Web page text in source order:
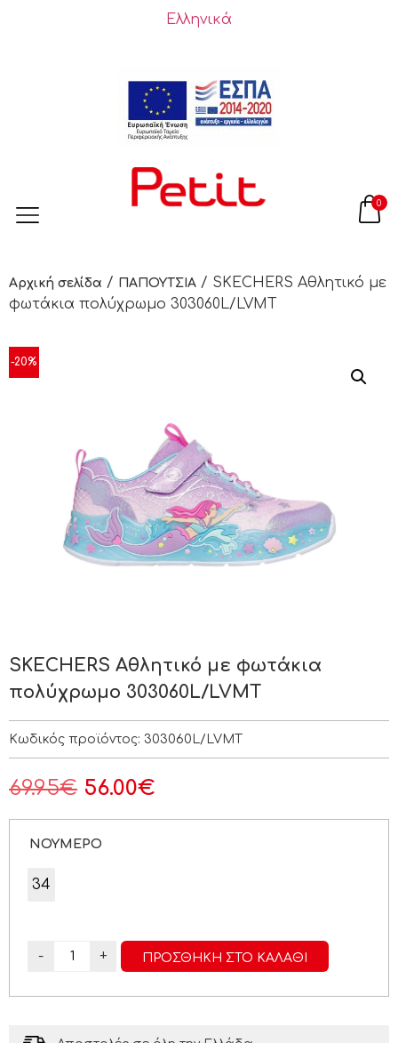
Ελληνικά
0
Αρχική σελίδα / ΠΑΠΟΥΤΣΙΑ / SKECHERS Αθλητικό με
φωτάκια πολύχρωμο 303060L/LVMT
-20%
SKECHERS Αθλητικό με φωτάκια
πολύχρωμο 303060L/LVMT
Κωδικός προϊόντος: 303060L/LVMT
69.95€ 56.00€
ΝΟΥΜΕΡΟ
34
- + ΠΡΟΣΘΉΚΗ ΣΤΟ ΚΑΛΆΘΙ